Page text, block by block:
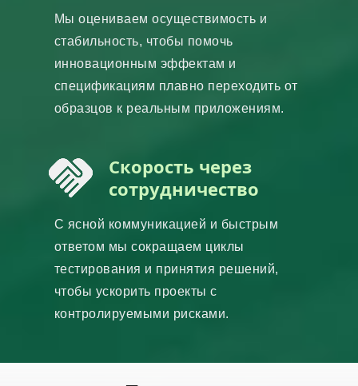
Мы оцениваем осуществимость и
стабильность, чтобы помочь
инновационным эффектам и
спецификациям плавно переходить от
образцов к реальным приложениям.
Скорость через
сотрудничество
С ясной коммуникацией и быстрым
ответом мы сокращаем циклы
тестирования и принятия решений,
чтобы ускорить проекты с
контролируемыми рисками.